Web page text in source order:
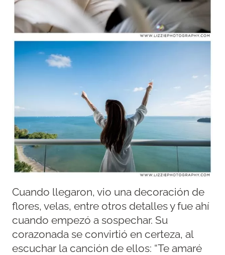
Cuando llegaron, vio una decoración de
flores, velas, entre otros detalles y fue ahí
cuando empezó a sospechar. Su
corazonada se convirtió en certeza, al
escuchar la canción de ellos: “Te amaré